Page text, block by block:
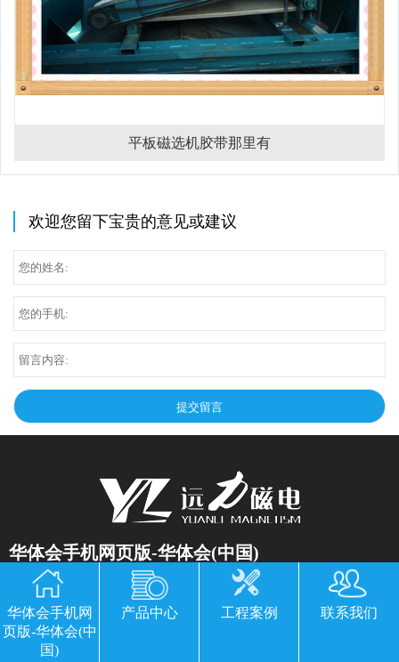
平板磁选机胶带那里有
欢迎您留下宝贵的意见或建议
华体会手机网页版-华体会(中国)
公司地址：山东临朐县经济开发区北环路
电话：13869611251 郭经理 微信同号
传真：0536-3435877
华体会手机网
页版-华体会(中
国)
产品中心 工程案例 联系我们